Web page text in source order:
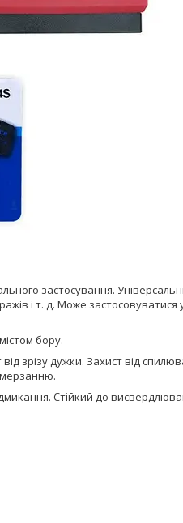
застосування.
і т. д. Може
бору.
від зрізу дужки. Захист від
Стійкий до